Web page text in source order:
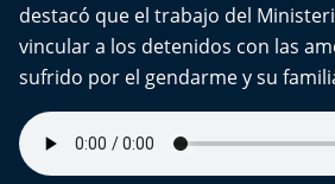
Especiales
Chiche cuadra y su parrilla
Motorfem
destacó que el trabajo del
vincular a los detenidos con las
sufrido por el gendarme y su